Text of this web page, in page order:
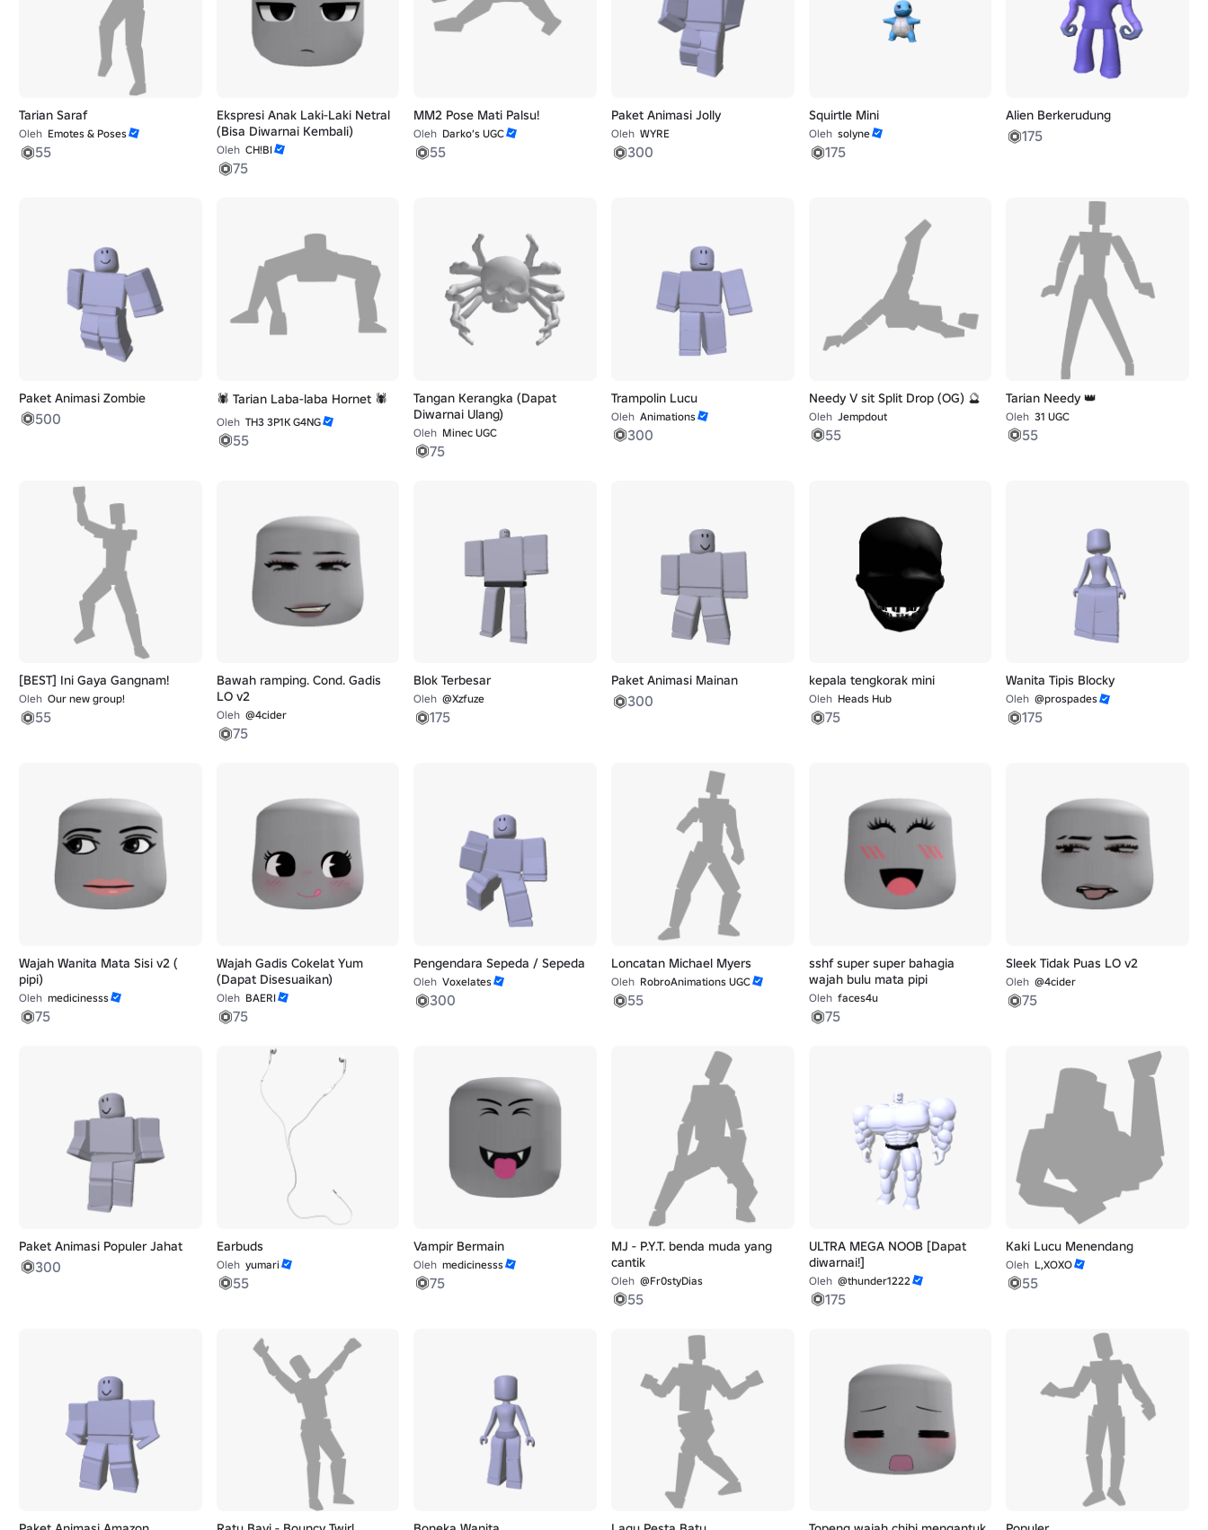
Tarian Saraf
Oleh Emotes & Poses
55
Ekspresi Anak Laki-Laki Netral
(Bisa Diwarnai Kembali)
Oleh CH!BI
75
MM2 Pose Mati Palsu!
Oleh Darko’s UGC
55
Paket Animasi Jolly
Oleh WYRE
300
Squirtle Mini
Oleh solyne
175
Alien Berkerudung
175
Paket Animasi Zombie
500
🕷️ Tarian Laba-laba Hornet 🕷️
Oleh TH3 3P1K G4NG
55
Tangan Kerangka (Dapat
Diwarnai Ulang)
Oleh Minec UGC
75
Trampolin Lucu
Oleh Animations
300
Needy V sit Split Drop (OG) 🔮
Oleh Jempdout
55
Tarian Needy 👑
Oleh 31 UGC
55
[BEST] Ini Gaya Gangnam!
Oleh Our new group!
55
Bawah ramping. Cond. Gadis
LO v2
Oleh @4cider
75
Blok Terbesar
Oleh @Xzfuze
175
Paket Animasi Mainan
300
kepala tengkorak mini
Oleh Heads Hub
75
Wanita Tipis Blocky
Oleh @prospades
175
Wajah Wanita Mata Sisi v2 (
pipi)
Oleh medicinesss
75
Wajah Gadis Cokelat Yum
(Dapat Disesuaikan)
Oleh BAERI
75
Pengendara Sepeda / Sepeda
Oleh Voxelates
300
Loncatan Michael Myers
Oleh RobroAnimations UGC
55
sshf super super bahagia
wajah bulu mata pipi
Oleh faces4u
75
Sleek Tidak Puas LO v2
Oleh @4cider
75
Paket Animasi Populer Jahat
300
Earbuds
Oleh yumari
55
Vampir Bermain
Oleh medicinesss
75
MJ - P.Y.T. benda muda yang
cantik
Oleh @Fr0styDias
55
ULTRA MEGA NOOB [Dapat
diwarnai!]
Oleh @thunder1222
175
Kaki Lucu Menendang
Oleh L,XOXO
55